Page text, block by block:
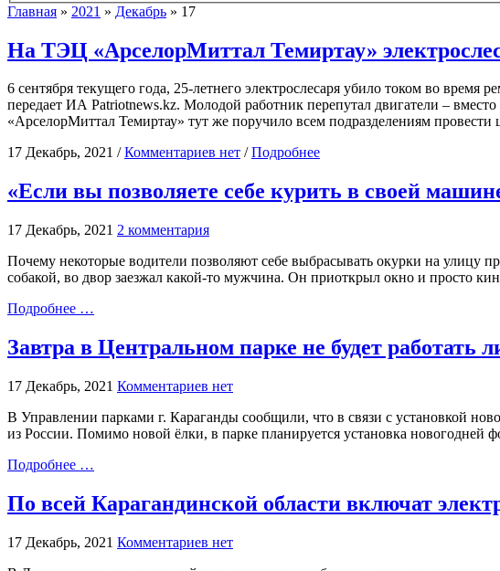
Главная » 2021 » Декабрь » 17
На ТЭЦ «АрселорМиттал Темиртау»
6 сентября текущего года, 25-летнего электрослесаря убило током во
передает ИА Patriotnews.kz. Молодой работник перепутал двигатели –
«АрселорМиттал Темиртау» тут же поручило всем подразделениям
17 Декабрь, 2021 /Комментариев нет /Подробнее
«Если вы позволяете себе курить в своей
17 Декабрь, 2021 2 комментария
Почему некоторые водители позволяют себе выбрасывать окурки на улицу
собакой, во двор заезжал какой-то мужчина. Он приоткрыл окно и просто
Подробнее …
Завтра в Центральном парке не будет работать
17 Декабрь, 2021 Комментариев нет
В Управлении парками г. Караганды сообщили, что в связи с установкой
из России. Помимо новой ёлки, в парке планируется установка
Подробнее …
По всей Карагандинской области включат
17 Декабрь, 2021 Комментариев нет